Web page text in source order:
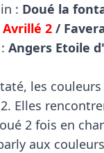
: Doué la
Avrillé 2 /
Angers Etoile
les
Elles
2 fois en
aux